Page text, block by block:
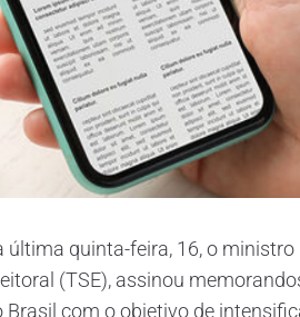
quinta-feira, 16, o ministro
(TSE), assinou
com o objetivo de